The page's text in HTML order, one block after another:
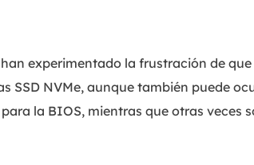
experimentado la frustración de
SSD NVMe, aunque también puede
la BIOS, mientras que otras veces